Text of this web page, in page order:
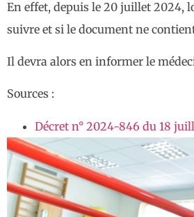
En effet, depuis le 20 juillet 2024,
suivre et si le document ne
Il devra alors en informer le
Sources :
Décret n° 2024-846 du 18